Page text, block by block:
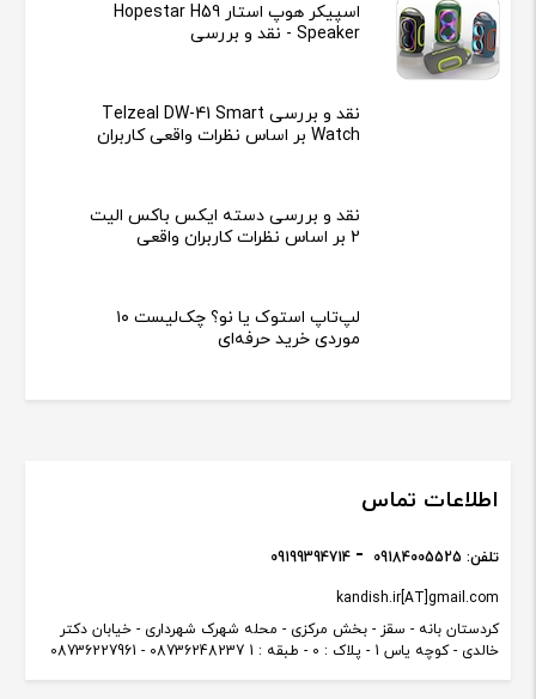
اسپیکر هوپ استار Hopestar H59
Speaker - نقد و بررسی
نقد و بررسی Telzeal DW-41 Smart
Watch بر اساس نظرات واقعی کاربران
نقد و بررسی دسته ایکس باکس الیت
2 بر اساس نظرات کاربران واقعی
لپ‌تاپ استوک یا نو؟ چک‌لیست ۱۰
موردی خرید حرفه‌ای
اطلاعات تماس
کردستان بانه - سقز - بخش مرکزی - محله شهرک شهرداری - خیابان دکتر
خالدی - کوچه یاس 1 - پلاک : 0 - طبقه : 1 08736248237 - 08736227961
kandish.ir[AT]gmail.com
تلفن: 09184005525
09199394714